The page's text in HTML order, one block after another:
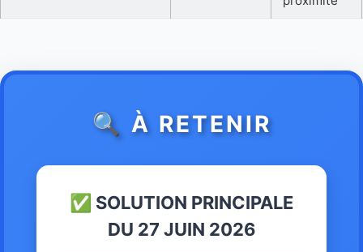
🔍 À RETENIR
✅ SOLUTION PRINCIPALE
DU 27 JUIN 2026